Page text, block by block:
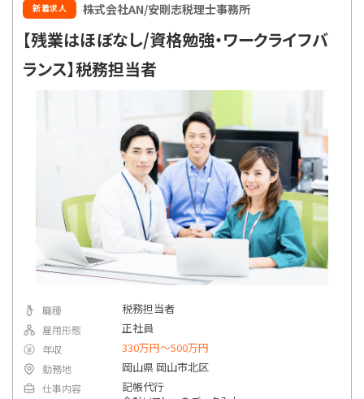
新着求人 株式会社AN/安剛志税理士事務所
【残業はほぼなし/資格勉強・ワークライフバ
ランス】税務担当者
職種 税務担当者
雇用形態 正社員
年収 330万円〜500万円
勤務地 岡山県 岡山市北区
仕事内容
記帳代行